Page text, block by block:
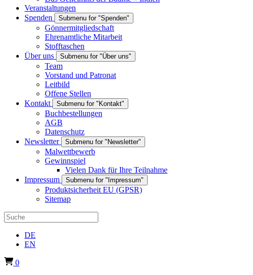
Veranstaltungen
Spenden
Submenu for "Spenden"
Gönnermitgliedschaft
Ehrenamtliche Mitarbeit
Stofftaschen
Über uns
Submenu for "Über uns"
Team
Vorstand und Patronat
Leitbild
Offene Stellen
Kontakt
Submenu for "Kontakt"
Buchbestellungen
AGB
Datenschutz
Newsletter
Submenu for "Newsletter"
Malwettbewerb
Gewinnspiel
Vielen Dank für Ihre Teilnahme
Impressum
Submenu for "Impressum"
Produktsicherheit EU (GPSR)
Sitemap
DE
EN
0